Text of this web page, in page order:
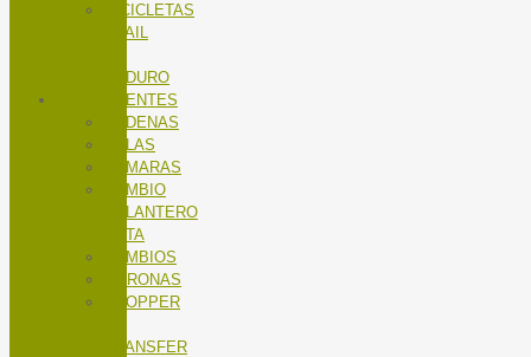
BICICLETAS
TRAIL
ENDURO
COMPONENTES
CADENAS
CALAS
CÁMARAS
CAMBIO
DELANTERO
RUTA
CAMBIOS
CORONAS
DROPPER
TRANSFER